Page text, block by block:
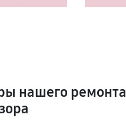
нашего ремонта